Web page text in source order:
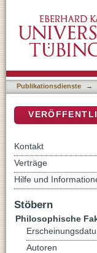
Publikationsdienste →
Kontakt
Verträge
Hilfe und
Stöbern
Philosophische
Autoren